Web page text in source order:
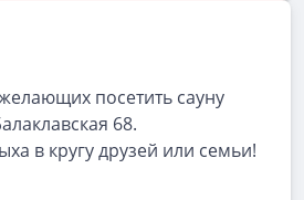
посетить сауну
68.
в кругу друзей или семьи!